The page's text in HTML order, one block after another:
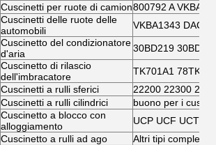
Cuscinetti per ruote di camion800792 A VKBA
Cuscinetti delle ruote delle
automobili
VKBA1343
Cuscinetto del condizionatore
d'aria
30BD219 30BD40
Cuscinetto di rilascio
dell'imbracatore
TK701A1
Cuscinetti a rulli sferici
22200 22300
Cuscinetti a rulli cilindrici
buono per i
Cuscinetto a blocco con
alloggiamento
UCP UCF UCT
Cuscinetto a rulli ad ago
Altri tipi completi